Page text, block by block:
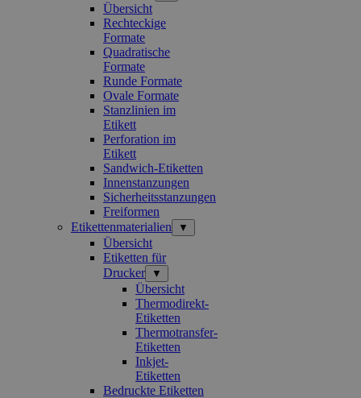
Übersicht
Rechteckige
Formate
Quadratische
Formate
Runde Formate
Ovale Formate
Stanzlinien im
Etikett
Perforation im
Etikett
Sandwich-Etiketten
Innenstanzungen
Sicherheitsstanzungen
Freiformen
Etikettenmaterialien
▼
Übersicht
Etiketten für
Drucker
▼
Übersicht
Thermodirekt-
Etiketten
Thermotransfer-
Etiketten
Inkjet-
Etiketten
Bedruckte Etiketten